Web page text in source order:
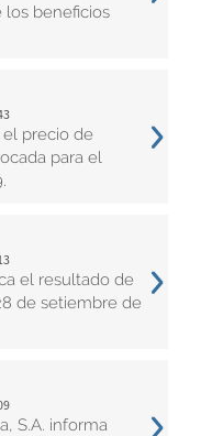
los beneficios
el precio de
para el
el resultado de
de setiembre de
S.A. informa